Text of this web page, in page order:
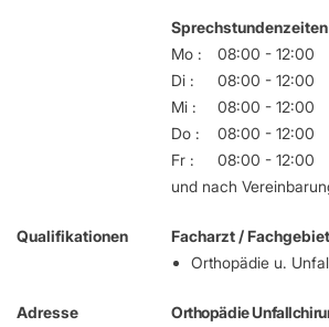
Sprechstundenzeiten
Mo :
08:00 - 12:00
Di :
08:00 - 12:00
Mi :
08:00 - 12:00
Do :
08:00 - 12:00
Fr :
08:00 - 12:00
und nach
Qualifikationen
Facharzt / Fachgebiet
Orthopädie u.
Adresse
Orthopädie